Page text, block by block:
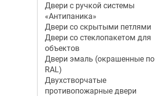
Двери с ручкой системы
«Антипаника»
Двери со скрытыми петлями
Двери со стеклопакетом для
объектов
Двери эмаль (окрашенные по
RAL)
Двухстворчатые
противопожарные двери